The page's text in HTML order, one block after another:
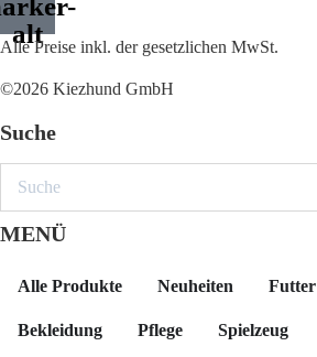
alt
Alle Preise inkl. der gesetzlichen MwSt.
©2026 Kiezhund GmbH
Suche
MENÜ
Alle Produkte Neuheiten Futter
Bekleidung Pflege Spielzeug